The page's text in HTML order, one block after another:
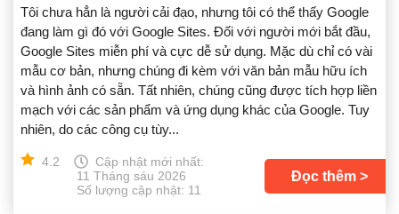
Tôi chưa hẳn là người cải đạo, nhưng tôi có thể thấy Google
đang làm gì đó với Google Sites. Đối với người mới bắt đầu,
Google Sites miễn phí và cực dễ sử dụng. Mặc dù chỉ có vài
mẫu cơ bản, nhưng chúng đi kèm với văn bản mẫu hữu ích
và hình ảnh có sẵn. Tất nhiên, chúng cũng được tích hợp liền
mạch với các sản phẩm và ứng dụng khác của Google. Tuy
nhiên, do các công cụ tùy...
4.2
Cập nhật mới nhất:
11 Tháng sáu 2026
Số lượng cập nhật: 11
Đọc thêm